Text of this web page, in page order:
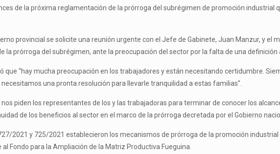
de la próxima reglamentación de la prórroga del subrégimen de promoción industrial
provincial se solicite una reunión urgente con el Jefe de Gabinete, Juan Manzur, y el
la prórroga del subrégimen, ante la preocupación del sector por la falta de una definición
que “hay mucha preocupación en los trabajadores y están necesitando certidumbre.
una pronta resolución para llevarle tranquilidad a estas familias”.
piden los representantes de los y las trabajadoras para terminar de conocer los
de los beneficios al sector en el marco de la prórroga decretada por el Gobierno
2021 y 725/2021 establecieron los mecanismos de prórroga de la promoción
Fondo para la Ampliación de la Matriz Productiva Fueguina.